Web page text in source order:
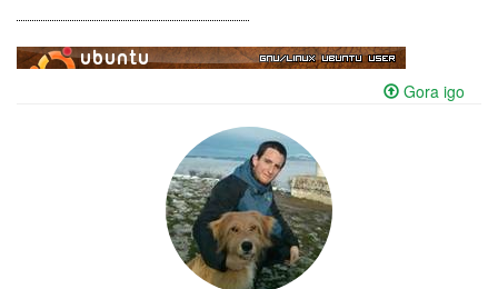
Gora igo